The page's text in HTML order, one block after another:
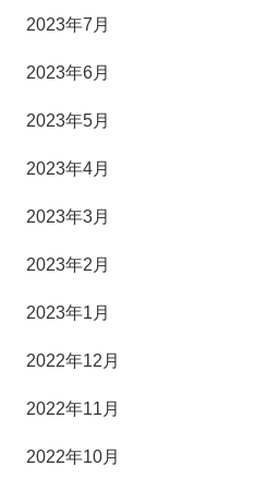
2023年7月
2023年6月
2023年5月
2023年4月
2023年3月
2023年2月
2023年1月
2022年12月
2022年11月
2022年10月